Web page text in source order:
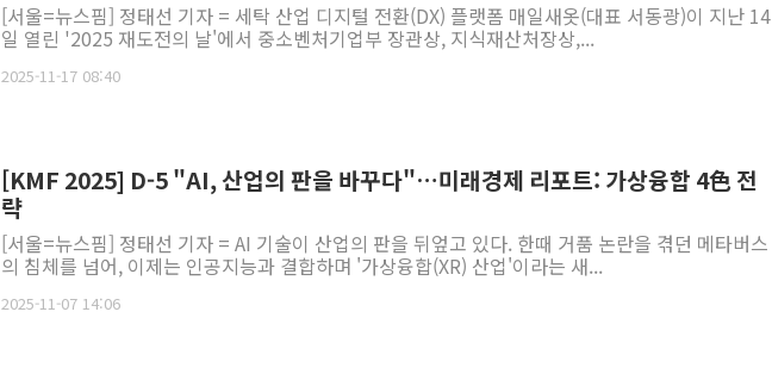
[서울=뉴스핌] 정태선 기자 = 세탁 산업 디지털 전환(DX) 플랫폼 매일새옷(대표 서동광)이 지난 14
일 열린 '2025 재도전의 날'에서 중소벤처기업부 장관상, 지식재산처장상,...
2025-11-17 08:40
[KMF 2025] D-5 "AI, 산업의 판을 바꾸다"…미래경제 리포트: 가상융합 4色 전
략
[서울=뉴스핌] 정태선 기자 = AI 기술이 산업의 판을 뒤엎고 있다. 한때 거품 논란을 겪던 메타버스
의 침체를 넘어, 이제는 인공지능과 결합하며 '가상융합(XR) 산업'이라는 새...
2025-11-07 14:06